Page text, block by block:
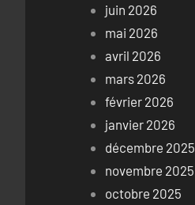
juin 2026
mai 2026
avril 2026
mars 2026
février 2026
janvier 2026
décembre 2025
novembre 2025
octobre 2025